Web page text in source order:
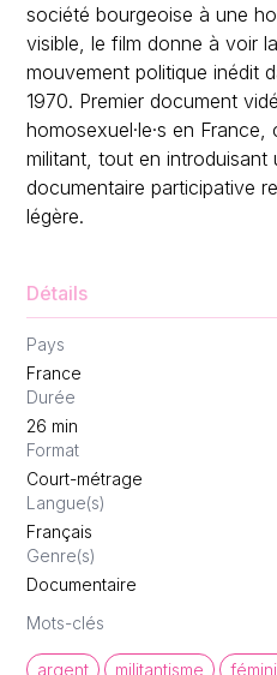
société bourgeoise à une
visible, le film donne à voir
mouvement politique inédit
1970. Premier document
homosexuel·le·s en
militant, tout en introduisant
documentaire participative
légère.
Détails
Pays
France
Durée
26 min
Format
Court-métrage
Langue(s)
Français
Genre(s)
Documentaire
Mots-clés
argent militantisme